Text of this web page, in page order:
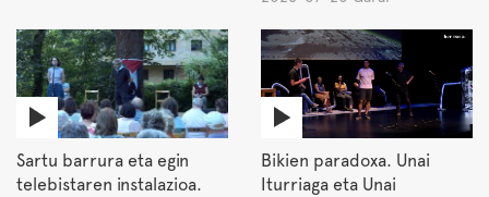
Sartu barrura eta egin
telebistaren instalazioa.
Bikien paradoxa. Unai
Iturriaga eta Unai